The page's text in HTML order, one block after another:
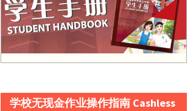
学校无现金作业操作指南 Cashless